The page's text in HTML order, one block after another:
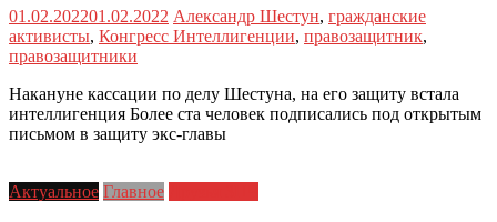
01.02.202201.02.2022 Александр Шестун, гражданские
активисты, Конгресс Интеллигенции, правозащитник,
правозащитники
Накануне кассации по делу Шестуна, на его защиту встала
интеллигенция Более ста человек подписались под открытым
письмом в защиту экс-главы
Актуальное Главное